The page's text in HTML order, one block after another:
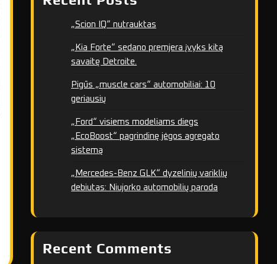
„Scion IQ“ nutrauktas
„Kia Forte“ sedano premjera įvyks kitą
savaitę Detroite.
Pigūs „muscle cars“ automobiliai: 10
geriausių
„Ford“ visiems modeliams diegs
„EcoBoost“ pagrindinę jėgos agregato
sistemą
„Mercedes-Benz GLK“ dyzelinių variklių
debiutas: Niujorko automobilių paroda
Recent Comments